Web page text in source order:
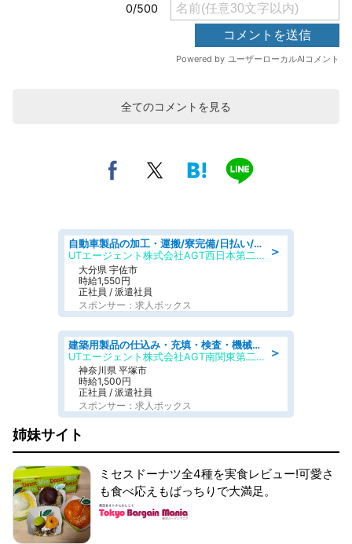
全てのコメントを見る
＞
自動車製品の加工・運搬/寮完備/日払い/工場・製造
UTエージェント株式会社AGT西日本第二CU
大分県 宇佐市
時給1,550円
正社員 / 派遣社員
スポンサー：求人ボックス
＞
建築用製品の仕込み・充填・検査・機械操作/寮完備/日払い/工場・製造
UTエージェント株式会社AGT南関東第二CU
神奈川県 平塚市
時給1,500円
正社員 / 派遣社員
スポンサー：求人ボックス
姉妹サイト
ミセスドーナツ全4種を実食レビュー!可愛さ
も食べ応えもばっちりで大満足。